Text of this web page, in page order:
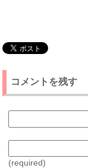
コメントを残す
(required)